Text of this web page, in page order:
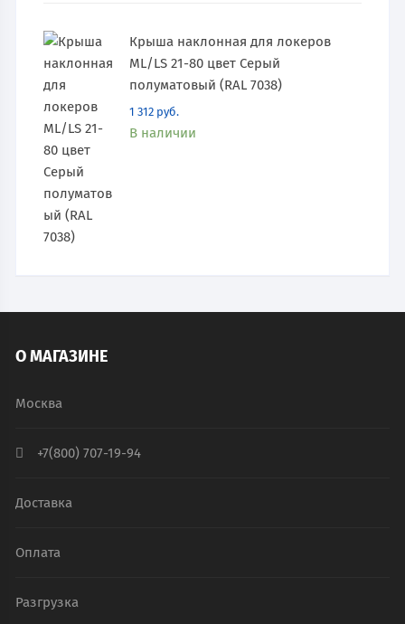
Крыша наклонная для локеров
ML/LS 21-80 цвет Серый
полуматовый (RAL 7038)
1 312 руб.
В наличии
О МАГАЗИНЕ
Москва
+7(800) 707-19-94
Доставка
Оплата
Разгрузка